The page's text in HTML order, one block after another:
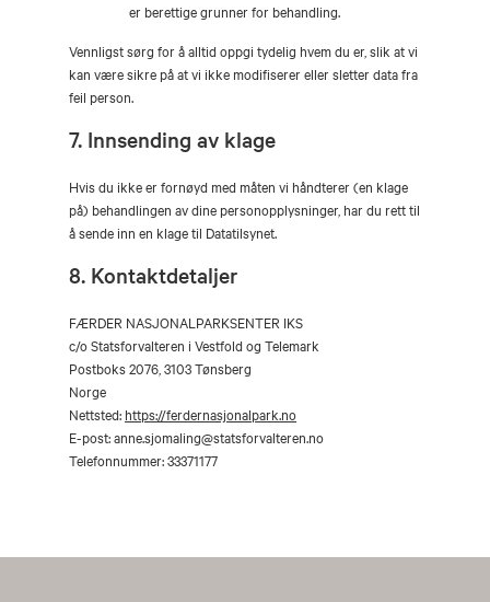
er berettige grunner for behandling.
Vennligst sørg for å alltid oppgi tydelig hvem du er, slik at vi
kan være sikre på at vi ikke modifiserer eller sletter data fra
feil person.
7. Innsending av klage
Hvis du ikke er fornøyd med måten vi håndterer (en klage
på) behandlingen av dine personopplysninger, har du rett til
å sende inn en klage til Datatilsynet.
8. Kontaktdetaljer
FÆRDER NASJONALPARKSENTER IKS
c/o Statsforvalteren i Vestfold og Telemark
Postboks 2076, 3103 Tønsberg
Norge
Nettsted: https://ferdernasjonalpark.no
E-post:anne.sjomaling@statsforvalteren.no
Telefonnummer: 33371177